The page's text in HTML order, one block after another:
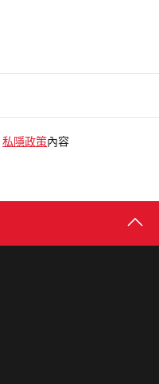
私隱政策 內容